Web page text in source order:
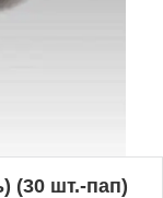
(30 шт.-пап)